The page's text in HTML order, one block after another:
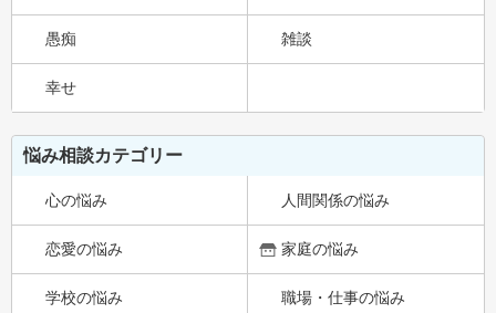
愚痴 雑談
幸せ
悩み相談カテゴリー
心の悩み 人間関係の悩み
恋愛の悩み 家庭の悩み
学校の悩み 職場・仕事の悩み